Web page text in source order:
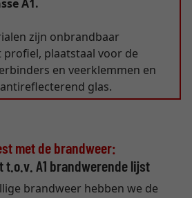
A1.
zijn onbrandbaar
plaatstaal voor de
en veerklemmen en
glas.
met de brandweer:
A1 brandwerende lijst
brandweer hebben we de